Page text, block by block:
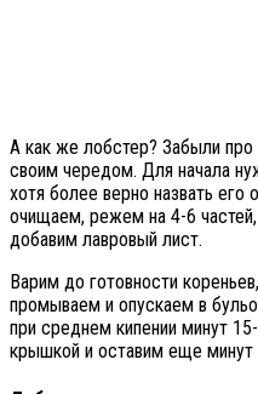
А как же лобстер? Забыли
своим чередом. Для начала
хотя более верно назвать
очищаем, режем на 4-6
добавим лавровый лист.
Варим до готовности
промываем и опускаем в
при среднем кипении минут
крышкой и оставим еще минут